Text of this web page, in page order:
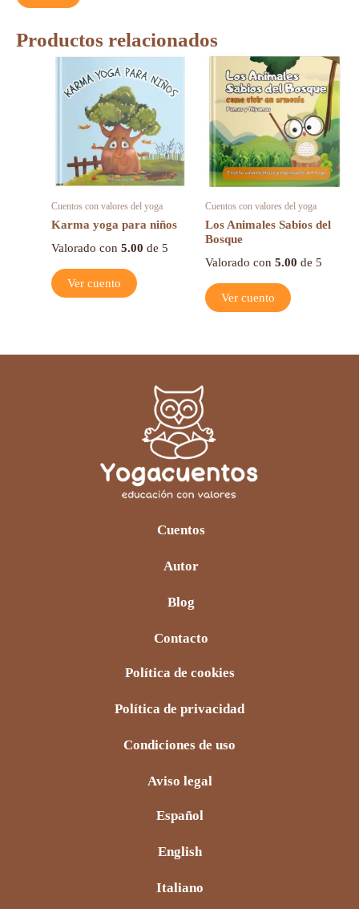
Productos relacionados
Cuentos con valores del yoga
Karma yoga para niños
Valorado con 5.00 de 5
Ver cuento
Cuentos con valores del yoga
Los Animales Sabios del
Bosque
Valorado con 5.00 de 5
Ver cuento
Cuentos
Autor
Blog
Contacto
Política de cookies
Política de privacidad
Condiciones de uso
Aviso legal
Español
English
Italiano